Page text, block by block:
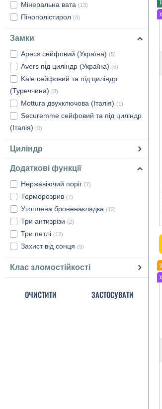
Мінеральна вата (13)
Пінополістирол (4)
Замки
Apecs сейфовий (Україна) (5)
Avers під циліндр (Україна) (6)
Kale сейфовий та під циліндр
(Туреччина) (8)
Mottura двухключова (Італія) (1)
Securemme сейфовий та під циліндр
(Італія) (0)
Циліндр
Додаткові функції
Нержавіючий поріг (7)
Терморозрив (7)
Утоплена броненакладка (12)
Три антизрізи (2)
Три петлі (12)
Захист від сонця (9)
Клас зломостійкості
ОЧИСТИТИ ЗАСТОСУВАТИ